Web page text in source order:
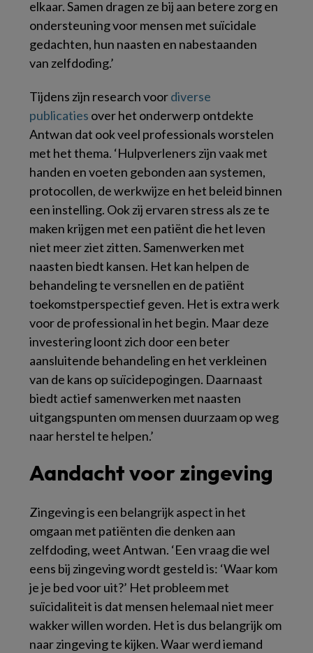
elkaar. Samen dragen ze bij aan betere zorg en
ondersteuning voor mensen met suïcidale
gedachten, hun naasten en nabestaanden
van zelfdoding.’
Tijdens zijn research voordiverse
publicaties over het onderwerp ontdekte
Antwan dat ook veel professionals worstelen
met het thema. ‘Hulpverleners zijn vaak met
handen en voeten gebonden aan systemen,
protocollen, de werkwijze en het beleid binnen
een instelling. Ook zij ervaren stress als ze te
maken krijgen met een patiënt die het leven
niet meer ziet zitten. Samenwerken met
naasten biedt kansen. Het kan helpen de
behandeling te versnellen en de patiënt
toekomstperspectief geven. Het is extra werk
voor de professional in het begin. Maar deze
investering loont zich door een beter
aansluitende behandeling en het verkleinen
van de kans op suïcidepogingen. Daarnaast
biedt actief samenwerken met naasten
uitgangspunten om mensen duurzaam op weg
naar herstel te helpen.’
Aandacht voor zingeving
Zingeving is een belangrijk aspect in het
omgaan met patiënten die denken aan
zelfdoding, weet Antwan. ‘Een vraag die wel
eens bij zingeving wordt gesteld is: ‘Waar kom
je je bed voor uit?’ Het probleem met
suïcidaliteit is dat mensen helemaal niet meer
wakker willen worden. Het is dus belangrijk om
naar zingeving te kijken. Waar werd iemand